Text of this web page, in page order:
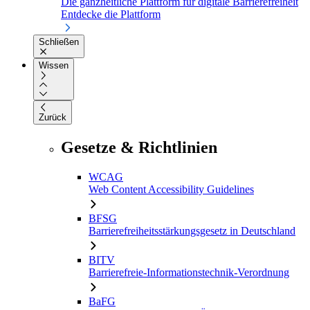
Entdecke die Plattform
Schließen
Wissen
Zurück
Gesetze & Richtlinien
WCAG
Web Content Accessibility Guidelines
BFSG
Barrierefreiheitsstärkungsgesetz in Deutschland
BITV
Barrierefreie-Informationstechnik-Verordnung
BaFG